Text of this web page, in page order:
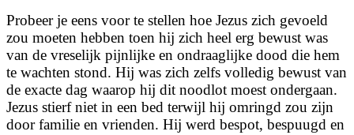
Probeer je eens voor te stellen hoe Jezus zich gevoeld
zou moeten hebben toen hij zich heel erg bewust was
van de vreselijk pijnlijke en ondraaglijke dood die hem
te wachten stond. Hij was zich zelfs volledig bewust van
de exacte dag waarop hij dit noodlot moest ondergaan.
Jezus stierf niet in een bed terwijl hij omringd zou zijn
door familie en vrienden. Hij werd bespot, bespuugd en